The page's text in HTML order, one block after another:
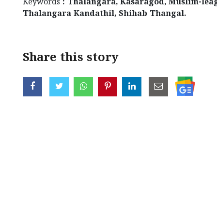
Keywords : Thalangara, Kasaragod, Muslim-
Thalangara Kandathil, Shihab Thangal.
Share this story